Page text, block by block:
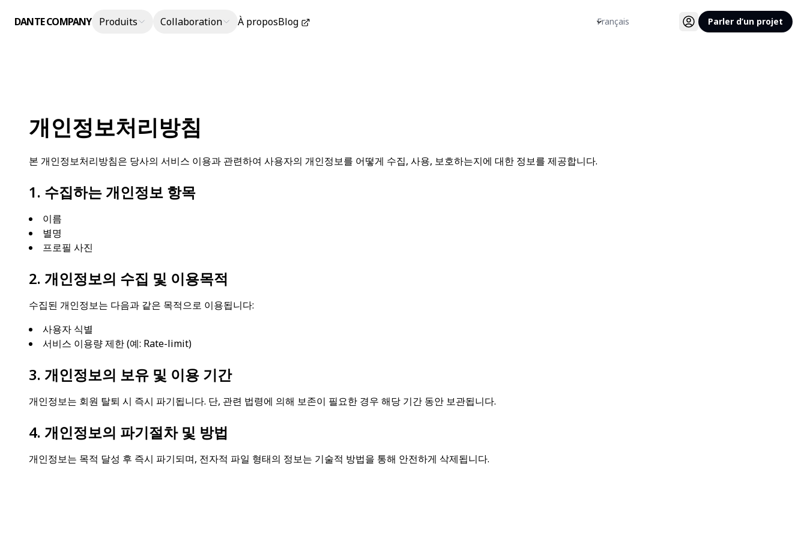
DANTE COMPANY Produits Collaboration À proposBlog Langue Parler d’un projet
개인정보처리방침
본 개인정보처리방침은 당사의 서비스 이용과 관련하여 사용자의 개인정보를 어떻게 수집, 사용, 보호하는지에 대한 정보를 제공합니다.
1. 수집하는 개인정보 항목
이름
별명
프로필 사진
2. 개인정보의 수집 및 이용목적
수집된 개인정보는 다음과 같은 목적으로 이용됩니다:
사용자 식별
서비스 이용량 제한 (예: Rate-limit)
3. 개인정보의 보유 및 이용 기간
개인정보는 회원 탈퇴 시 즉시 파기됩니다. 단, 관련 법령에 의해 보존이 필요한 경우 해당 기간 동안 보관됩니다.
4. 개인정보의 파기절차 및 방법
개인정보는 목적 달성 후 즉시 파기되며, 전자적 파일 형태의 정보는 기술적 방법을 통해 안전하게 삭제됩니다.